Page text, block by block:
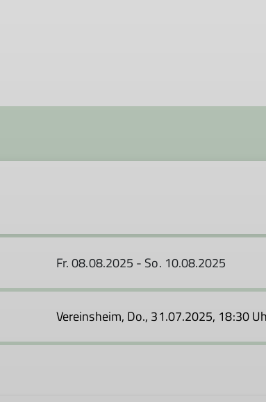
Fr. 08.08.2025 - So. 10.08.2025
Vereinsheim, Do., 31.07.2025, 18:30